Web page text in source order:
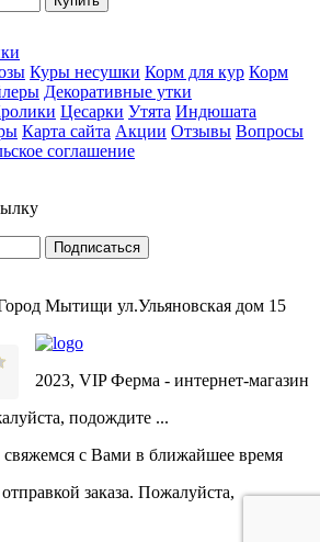
Куры несушки Корм для кур Корм
Декоративные утки
Цесарки Утята Индюшата
Карта сайта Акции Отзывы Вопросы
соглашение
Мытищи ул.Ульяновская дом 15
2023, VIP Ферма - интернет-магазин
подождите ...
с Вами в ближайшее время
заказа. Пожалуйста,